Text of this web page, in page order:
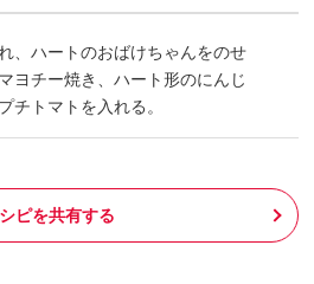
、ハートのおばけちゃんをのせ
ヨチー焼き、ハート形のにんじ
チトマトを入れる。
ピを共有する